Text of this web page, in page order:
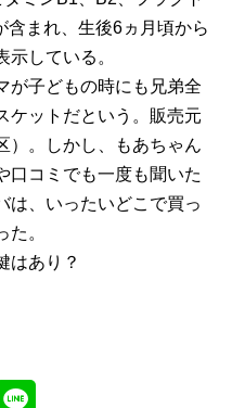
含まれ、生後6ヵ月頃から
している。
が子どもの時にも兄弟全
ケットだという。販売元
）。しかし、もあちゃん
口コミでも一度も聞いた
は、いったいどこで買っ
。
はあり？